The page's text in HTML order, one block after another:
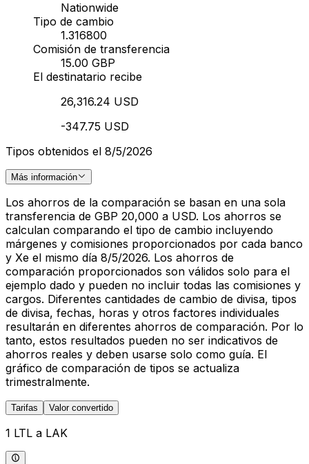
Nationwide
Tipo de cambio
1.316800
Comisión de transferencia
15.00 GBP
El destinatario recibe
26,316.24 USD
-347.75 USD
Tipos obtenidos el 8/5/2026
Más información
Los ahorros de la comparación se basan en una sola
transferencia de GBP 20,000 a USD. Los ahorros se
calculan comparando el tipo de cambio incluyendo
márgenes y comisiones proporcionados por cada banco
y Xe el mismo día 8/5/2026. Los ahorros de
comparación proporcionados son válidos solo para el
ejemplo dado y pueden no incluir todas las comisiones y
cargos. Diferentes cantidades de cambio de divisa, tipos
de divisa, fechas, horas y otros factores individuales
resultarán en diferentes ahorros de comparación. Por lo
tanto, estos resultados pueden no ser indicativos de
ahorros reales y deben usarse solo como guía. El
gráfico de comparación de tipos se actualiza
trimestralmente.
Tarifas Valor convertido
1 LTL a LAK